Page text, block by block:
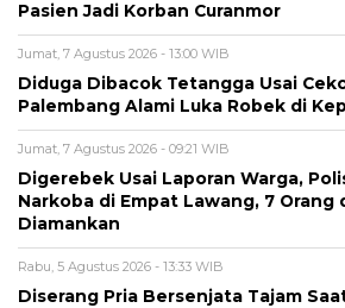
Pasien Jadi Korban Curanmor
Jumat, 7 Agustus 2026 - 13:00 WIB
Diduga Dibacok Tetangga Usai
Palembang Alami Luka Robek di
Jumat, 7 Agustus 2026 - 09:21 WIB
Digerebek Usai Laporan Warga,
Narkoba di Empat Lawang, 7 Orang
Diamankan
Rabu, 5 Agustus 2026 - 13:33 WIB
Diserang Pria Bersenjata Tajam